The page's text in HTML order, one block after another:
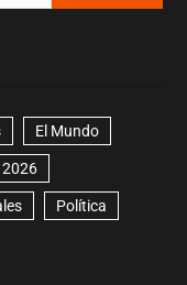
El Mundo
Política